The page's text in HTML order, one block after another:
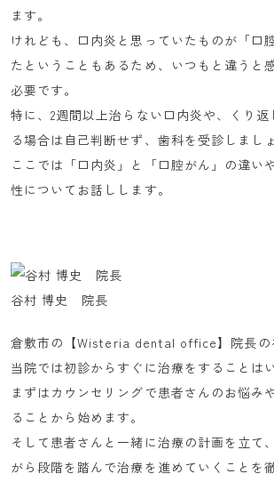
ます。
けれども、口内炎と思っていたものが「口
たということもあるため、いつもと違うと
必要です。
特に、2週間以上治らない口内炎や、くり返
る場合は自己判断せず、歯科を受診しましょ
ここでは「口内炎」と「口腔がん」の違い
性についてお話しします。
谷村 博史 院長
倉敷市の【Wisteria dental office】院長の
当院では初診からすぐに治療をすることは
まずはカウンセリングで患者さんのお悩み
ることから始めます。
そして患者さんと一緒に治療の計画を立て
がら段階を踏んで治療を進めていくことを